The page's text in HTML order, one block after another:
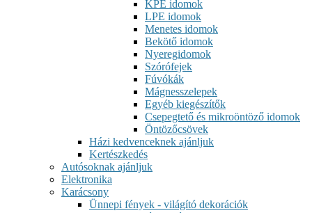
KPE idomok
LPE idomok
Menetes idomok
Bekötő idomok
Nyeregidomok
Szórófejek
Fúvókák
Mágnesszelepek
Egyéb kiegészítők
Csepegtető és mikroöntöző idomok
Öntözőcsövek
Házi kedvenceknek ajánljuk
Kertészkedés
Autósoknak ajánljuk
Elektronika
Karácsony
Ünnepi fények - világító dekorációk